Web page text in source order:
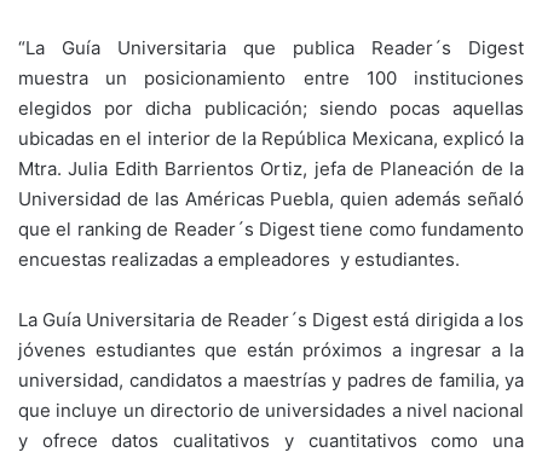
“La Guía Universitaria que publica Reader´s Digest
muestra un posicionamiento entre 100 instituciones
elegidos por dicha publicación; siendo pocas aquellas
ubicadas en el interior de la República Mexicana, explicó la
Mtra. Julia Edith Barrientos Ortiz, jefa de Planeación de la
Universidad de las Américas Puebla, quien además señaló
que el ranking de Reader´s Digest tiene como fundamento
encuestas realizadas a empleadores y estudiantes.
La Guía Universitaria de Reader´s Digest está dirigida a los
jóvenes estudiantes que están próximos a ingresar a la
universidad, candidatos a maestrías y padres de familia, ya
que incluye un directorio de universidades a nivel nacional
y ofrece datos cualitativos y cuantitativos como una